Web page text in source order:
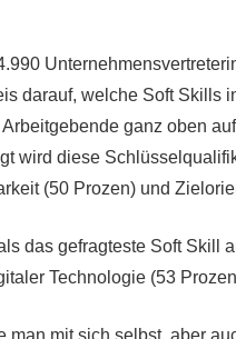
darauf, welche Soft Skills
ganz oben
wird diese
(50 Prozen) und
das gefragteste Soft Skill
Technologie (53
mit sich selbst, aber